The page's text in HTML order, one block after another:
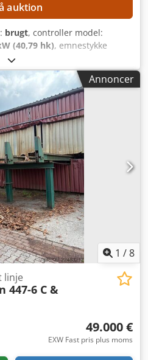
auktion
brugt, controller model:
(40,79 hk), emnestykke
, emnestykkebredde (maks.):
akse:80 m/min, TEKNISKE
mm Emne bredde: 15.000
2.000 mm Maksimum
pladebredde: 800 mm
mm Maksimum
MASKINENS DETALJER
Samlet tilslutningseffekt: 30
CE-mærkning
i sin faktiske og juridiske
på baggrund af
kommercielle dokumenter
har ret til at inspicere
sig ansvaret for
af maskinen på
reference: 5107
Annoncer
1 /8
linje
447-6 C &
49.000 €
EXW Fast pris plus moms